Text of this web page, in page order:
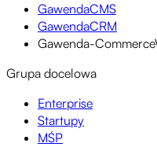
GawendaCMS
GawendaCRM
Gawenda-Commerce
Grupa docelowa
Enterprise
Startupy
MŚP